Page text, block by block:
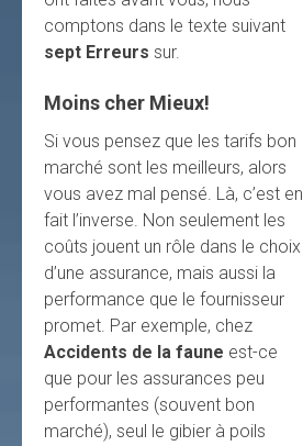
comptons dans le texte suivant
sept Erreurs sur.
Moins cher Mieux!
Si vous pensez que les tarifs bon
marché sont les meilleurs, alors
vous avez mal pensé. Là, c’est en
fait l’inverse. Non seulement les
coûts jouent un rôle dans le choix
d’une assurance, mais aussi la
performance que le fournisseur
promet. Par exemple, chez
Accidents de la faune est-ce
que pour les assurances peu
performantes (souvent bon
marché), seul le gibier à poils